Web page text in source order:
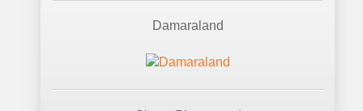
Damaraland